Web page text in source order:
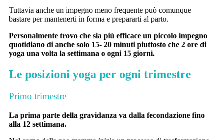
Tuttavia anche un impegno meno frequente può comunque
bastare per mantenerti in forma e prepararti al parto.
Personalmente trovo che sia più efficace un piccolo impegno
quotidiano di anche solo 15- 20 minuti piuttosto che 2 ore di
yoga una volta la settimana o ogni 15 giorni.
Le posizioni yoga per ogni trimestre
Primo trimestre
La prima parte della gravidanza va dalla fecondazione fino
alla 12 settimana.